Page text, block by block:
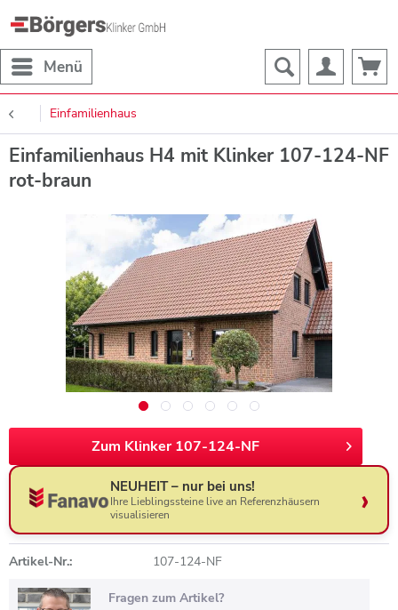
Menü
Einfamilienhaus
Einfamilienhaus H4 mit Klinker 107-124-NF
rot-braun
Zum Klinker 107-124-NF
NEUHEIT – nur bei uns!
Ihre Lieblingssteine live an Referenzhäusern
visualisieren
Artikel-Nr.: 107-124-NF
Fragen zum Artikel?